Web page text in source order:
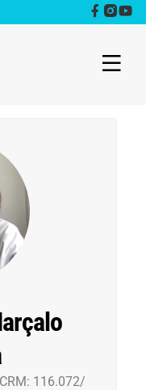
116.072/